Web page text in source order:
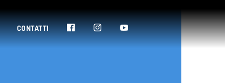
CONTATTI